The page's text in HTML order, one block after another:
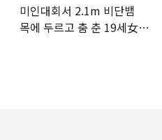
미인대회서 2.1m 비단뱀
목에 두르고 춤 춘 19세女